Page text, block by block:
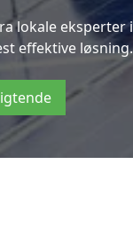
lokale eksperter i
effektive løsning.